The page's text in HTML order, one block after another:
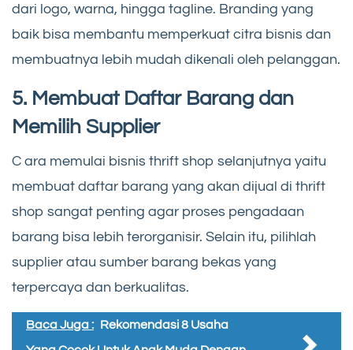
dari logo, warna, hingga tagline. Branding yang
baik bisa membantu memperkuat citra bisnis dan
membuatnya lebih mudah dikenali oleh pelanggan.
5. Membuat Daftar Barang dan
Memilih Supplier
C ara memulai bisnis thrift shop selanjutnya yaitu
membuat daftar barang yang akan dijual di thrift
shop sangat penting agar proses pengadaan
barang bisa lebih terorganisir. Selain itu, pilihlah
supplier atau sumber barang bekas yang
terpercaya dan berkualitas.
Baca Juga : Rekomendasi 8 Usaha